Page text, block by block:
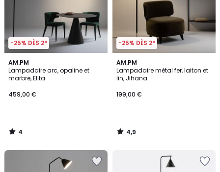
-25% DÈS 2*
AM.PM
Lampadaire arc, opaline et
marbre, Elita
459,00 €
4
/
5
4
/
-25% DÈS 2*
AM.PM
Lampadaire métal fer, laiton et
lin, Jihana
199,00 €
4,9
/ 5
4,9
/